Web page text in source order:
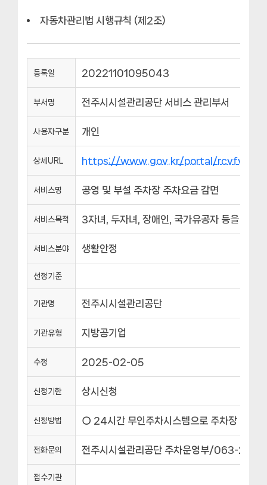
자동차관리법 시행규칙 (제2조)
등록일 20221101095043
부서명 전주시시설관리공단 서비스 관리부서
사용자구분 개인
상세URL https://www.gov.kr/portal/
서비스명 공영 및 부설 주차장 주차요금 감면
서비스목적 3자녀, 두자녀, 장애인, 국가유공자 등을 대상
서비스분야 생활안정
선정기준
기관명 전주시시설관리공단
기관유형 지방공기업
수정 2025-02-05
신청기한 상시신청
신청방법 ○ 24시간 무인주차시스템으로 주차장 이용
전화문의 전주시시설관리공단 주차운영부/063-239-
접수기관